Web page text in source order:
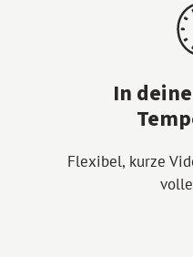
In
Flexibel, kurze